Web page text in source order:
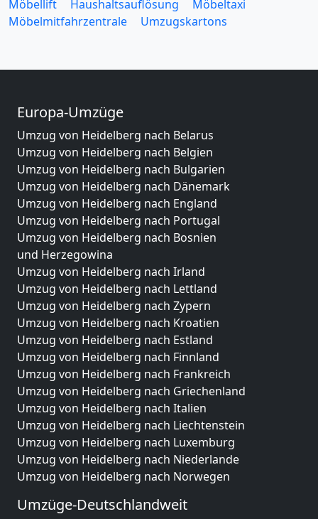
Möbellift
Haushaltsauflösung
Möbeltaxi
Möbelmitfahrzentrale
Umzugskartons
Europa-Umzüge
Umzug von Heidelberg nach Belarus
Umzug von Heidelberg nach Belgien
Umzug von Heidelberg nach Bulgarien
Umzug von Heidelberg nach Dänemark
Umzug von Heidelberg nach England
Umzug von Heidelberg nach Portugal
Umzug von Heidelberg nach Bosnien
und Herzegowina
Umzug von Heidelberg nach Irland
Umzug von Heidelberg nach Lettland
Umzug von Heidelberg nach Zypern
Umzug von Heidelberg nach Kroatien
Umzug von Heidelberg nach Estland
Umzug von Heidelberg nach Finnland
Umzug von Heidelberg nach Frankreich
Umzug von Heidelberg nach Griechenland
Umzug von Heidelberg nach Italien
Umzug von Heidelberg nach Liechtenstein
Umzug von Heidelberg nach Luxemburg
Umzug von Heidelberg nach Niederlande
Umzug von Heidelberg nach Norwegen
Umzüge-Deutschlandweit